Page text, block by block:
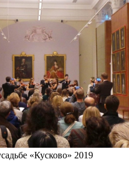
«Кусково» 2019